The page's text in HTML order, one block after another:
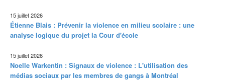
15 juillet 2026
Étienne Blais : Prévenir la violence en milieu scolaire : une
analyse logique du projet la Cour d'école
15 juillet 2026
Noelle Warkentin : Signaux de violence : L'utilisation des
médias sociaux par les membres de gangs à Montréal